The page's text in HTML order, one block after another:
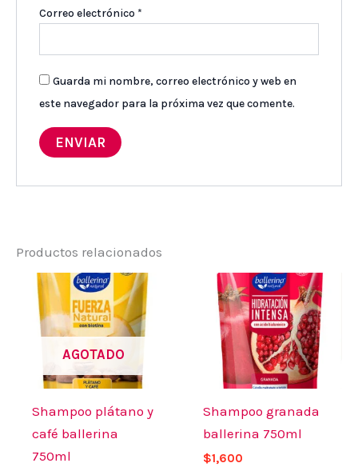
Correo electrónico *
Guarda mi nombre, correo electrónico y web en
este navegador para la próxima vez que comente.
Productos relacionados
AGOTADO
Shampoo plátano y
café ballerina
750ml
Shampoo granada
ballerina 750ml
$1,600